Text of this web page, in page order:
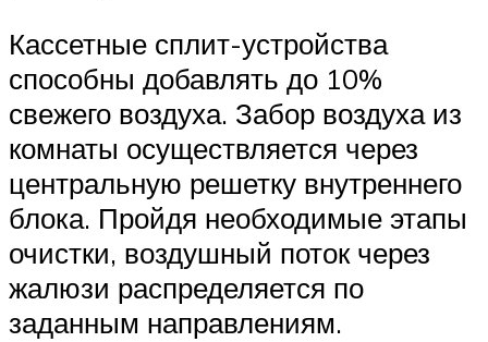
Кассетные сплит-устройства
способны добавлять до 10%
свежего воздуха. Забор воздуха из
комнаты осуществляется через
центральную решетку внутреннего
блока. Пройдя необходимые этапы
очистки, воздушный поток через
жалюзи распределяется по
заданным направлениям.